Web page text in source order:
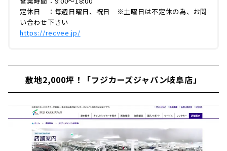
定休日 ：毎週日曜日、祝日 ※土曜日は不定休の為、お問
い合わせ下さい
https://recvee.jp/
敷地2,000坪！「フジカーズジャパン岐阜店」